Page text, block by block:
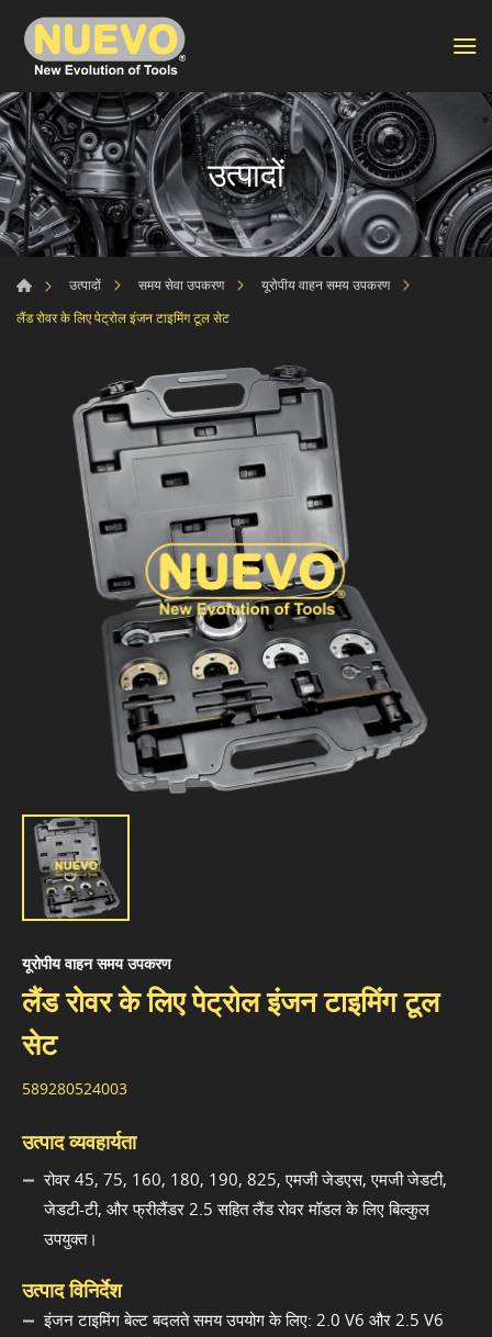
उत्पादों
उत्पादों समय सेवा उपकरण
यूरोपीय वाहन समय उपकरण
लैंड रोवर के लिए पेट्रोल इंजन टाइमिंग टूल सेट
यूरोपीय वाहन समय उपकरण
लैंड रोवर के लिए पेट्रोल इंजन टाइमिंग टूल
सेट
589280524003
उत्पाद व्यवहार्यता
रोवर 45, 75, 160, 180, 190, 825, एमजी जेडएस, एमजी जेडटी,
जेडटी-टी, और फ्रीलैंडर 2.5 सहित लैंड रोवर मॉडल के लिए बिल्कुल
उपयुक्त।
उत्पाद विनिर्देश
इंजन टाइमिंग बेल्ट बदलते समय उपयोग के लिए: 2.0 V6 और 2.5 V6